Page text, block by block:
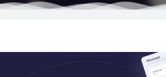
Resfood美食、外卖应用程序UI设计套件 2023-07-07
金融货币3D图标blender模型素材Money 3D icons